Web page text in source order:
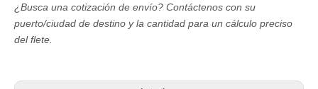
¿Busca una cotización de envío? Contáctenos con su
puerto/ciudad de destino y la cantidad para un cálculo preciso
del flete.